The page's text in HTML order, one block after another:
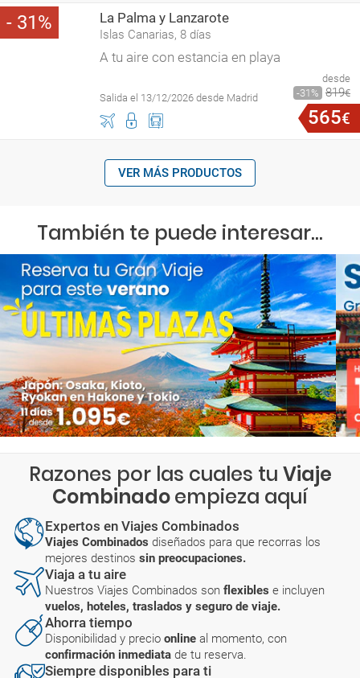
31 La Palma y Lanzarote
Islas Canarias, 8 días
A tu aire con estancia en playa
Salida el 13/12/2026 desde Madrid
desde
31
819€
565€
VER MÁS PRODUCTOS
También te puede interesar...
Razones por las cuales tu Viaje
Combinadoempieza aquí
Expertos en Viajes Combinados
Viajes Combinados diseñados para que recorras los
mejores destinos sin preocupaciones.
Viaja a tu aire
Nuestros Viajes Combinados son flexibles e incluyen
vuelos, hoteles, traslados y seguro de viaje.
Ahorra tiempo
Disponibilidad y precio online al momento, con
confirmación inmediata de tu reserva.
Siempre disponibles para ti